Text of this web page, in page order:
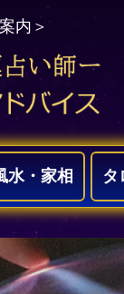
内＞
水・家相 タ